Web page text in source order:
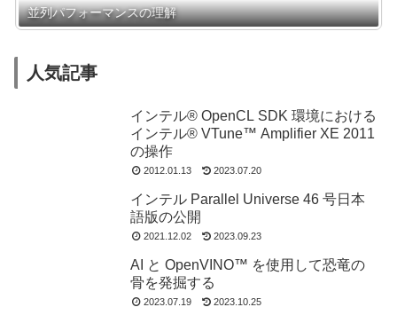
並列パフォーマンスの理解
人気記事
インテル® OpenCL SDK 環境における
インテル® VTune™ Amplifier XE 2011
の操作
2012.01.13 2023.07.20
インテル Parallel Universe 46 号日本
語版の公開
2021.12.02 2023.09.23
AI と OpenVINO™ を使用して恐竜の
骨を発掘する
2023.07.19 2023.10.25